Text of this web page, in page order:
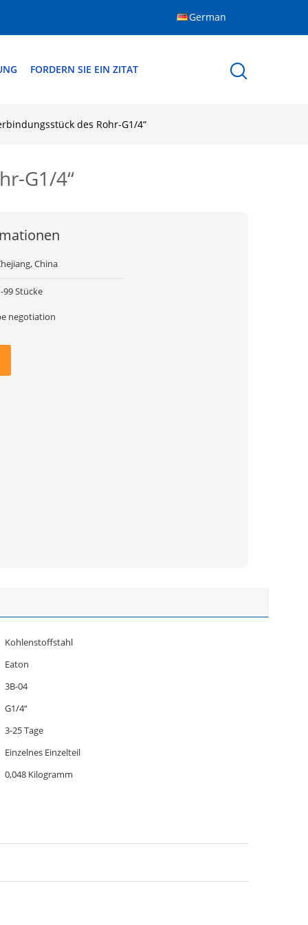
German
FORDERN SIE EIN ZITAT
des Rohr-G1/4“
G1/4“
China
99 Stücke
negotiation
Kohlenstoffstahl
Eaton
3B-04
G1/4“
3-25 Tage
Einzelnes Einzelteil
0,048 Kilogramm